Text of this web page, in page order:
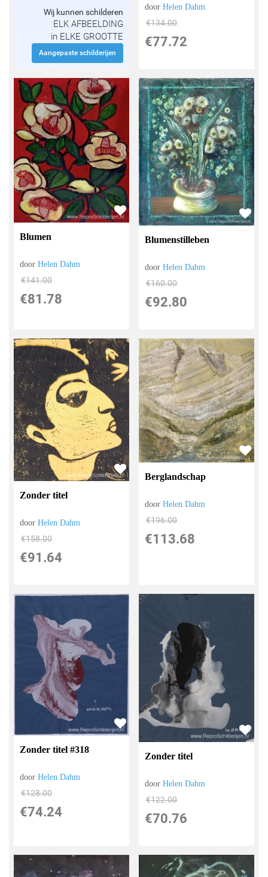
Wij kunnen schilderen
ELK AFBEELDING
in ELKE GROOTTE
Aangepaste schilderijen
doorHelen Dahm
€134.00
€77.72
Blumen
doorHelen Dahm
€141.00
€81.78
Blumenstilleben
doorHelen Dahm
€160.00
€92.80
Zonder titel
doorHelen Dahm
€158.00
€91.64
Berglandschap
doorHelen Dahm
€196.00
€113.68
Zonder titel #318
doorHelen Dahm
€128.00
€74.24
Zonder titel
doorHelen Dahm
€122.00
€70.76